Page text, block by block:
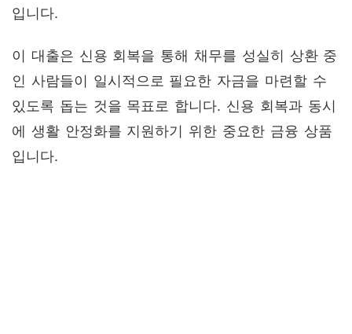
입니다.
이 대출은 신용 회복을 통해 채무를 성실히 상환 중
인 사람들이 일시적으로 필요한 자금을 마련할 수
있도록 돕는 것을 목표로 합니다. 신용 회복과 동시
에 생활 안정화를 지원하기 위한 중요한 금융 상품
입니다.